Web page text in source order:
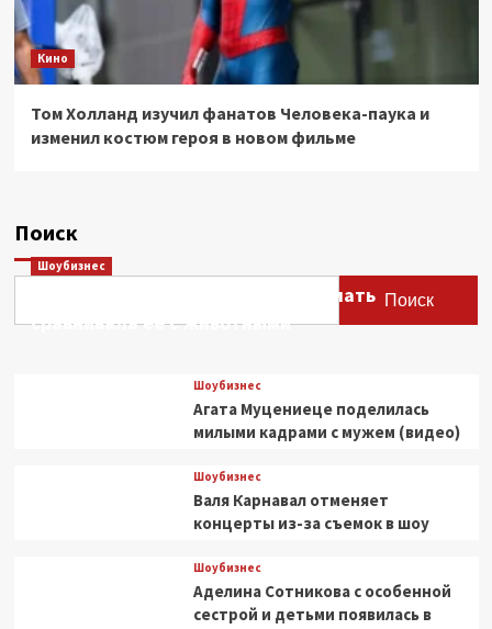
Кино
Том Холланд изучил фанатов Человека-паука и
изменил костюм героя в новом фильме
Поиск
Поиск
Шоубизнес
Этери Тутберидзе заявила, что мать
сравнивала ее с животными
Шоубизнес
Агата Муцениеце поделилась
милыми кадрами с мужем (видео)
Шоубизнес
Валя Карнавал отменяет
концерты из-за съемок в шоу
Шоубизнес
Аделина Сотникова с особенной
сестрой и детьми появилась в